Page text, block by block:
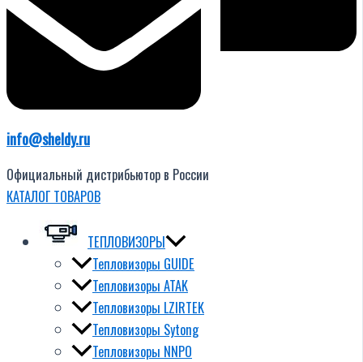
info@sheldy.ru
Официальный дистрибьютор в России
КАТАЛОГ ТОВАРОВ
ТЕПЛОВИЗОРЫ
Тепловизоры GUIDE
Тепловизоры ATAK
Тепловизоры LZIRTEK
Тепловизоры Sytong
Тепловизоры NNPO